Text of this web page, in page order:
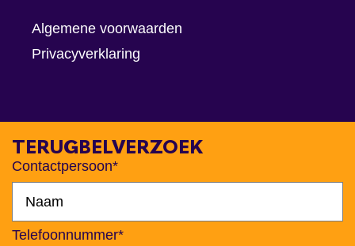
Algemene voorwaarden
Privacyverklaring
TERUGBELVERZOEK
Contactpersoon*
Telefoonnummer*